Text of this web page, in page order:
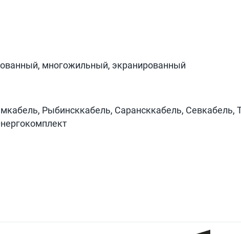
многожильный, экранированный
Рыбинсккабель, Сарансккабель, Севкабель,